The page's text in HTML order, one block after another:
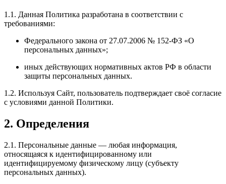
1.1. Данная Политика разработана в соответствии с
требованиями:
Федерального закона от 27.07.2006 № 152‑ФЗ «О
персональных данных»;
иных действующих нормативных актов РФ в области
защиты персональных данных.
1.2. Используя Сайт, пользователь подтверждает своё согласие
с условиями данной Политики.
2. Определения
2.1. Персональные данные — любая информация,
относящаяся к идентифицированному или
идентифицируемому физическому лицу (субъекту
персональных данных).